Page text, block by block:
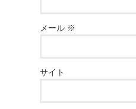
メール ※
サイト